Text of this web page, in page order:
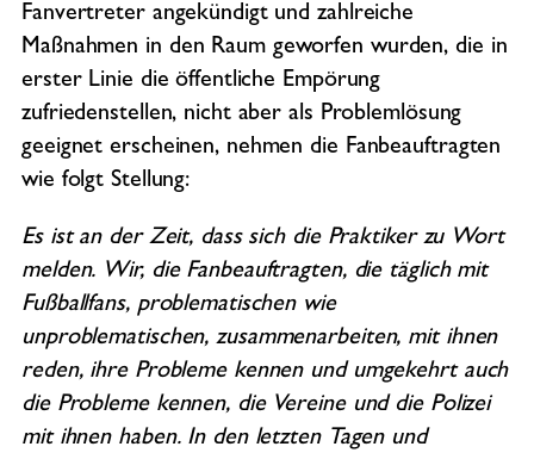
Fanvertreter angekündigt und zahlreiche
Maßnahmen in den Raum geworfen wurden, die in
erster Linie die öffentliche Empörung
zufriedenstellen, nicht aber als Problemlösung
geeignet erscheinen, nehmen die Fanbeauftragten
wie folgt Stellung:
Es ist an der Zeit, dass sich die Praktiker zu Wort
melden. Wir, die Fanbeauftragten, die täglich mit
Fußballfans, problematischen wie
unproblematischen, zusammenarbeiten, mit ihnen
reden, ihre Probleme kennen und umgekehrt auch
die Probleme kennen, die Vereine und die Polizei
mit ihnen haben. In den letzten Tagen und